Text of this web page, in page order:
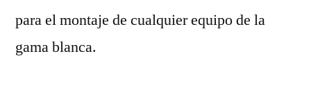
para el montaje de cualquier equipo de la
gama blanca.